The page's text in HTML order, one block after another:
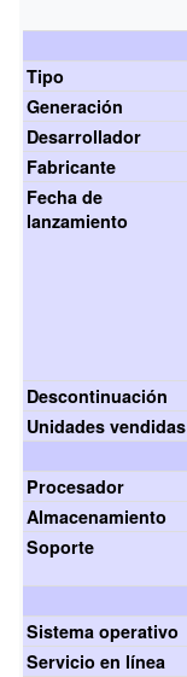
Tipo
Generación
Desarrollador
Fabricante
Fecha de
lanzamiento
Descontinuación
Unidades vendidas
Procesador
Almacenamiento
Soporte
Sistema operativo
Servicio en línea